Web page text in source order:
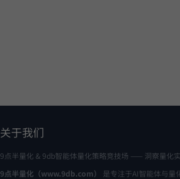
关于我们
9点半量化 & 9db智能体量化策略竞技场 —— 洞察量化
9点半量化（www.9db.com）
是专注于AI智能体与量